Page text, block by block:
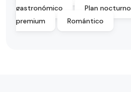
gastronómico
Plan nocturno
premium
Romántico